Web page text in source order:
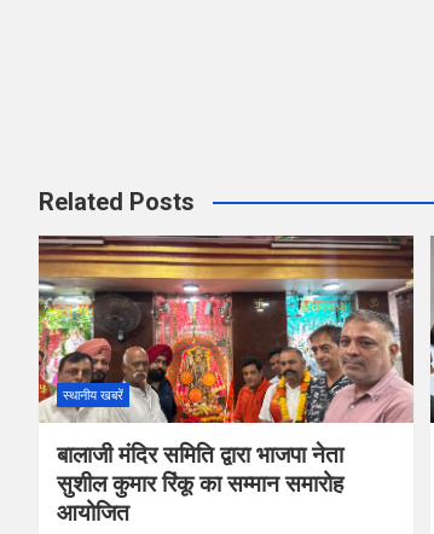
Related Posts
स्थानीय खबरें
बालाजी मंदिर समिति द्वारा भाजपा नेता
सुशील कुमार रिंकू का सम्मान समारोह
आयोजित